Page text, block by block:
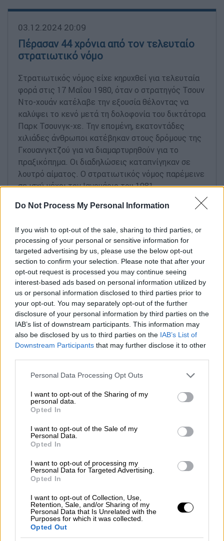
Do Not Process My Personal Information
If you wish to opt-out of the sale, sharing to third parties, or
processing of your personal or sensitive information for
targeted advertising by us, please use the below opt-out
section to confirm your selection. Please note that after your
opt-out request is processed you may continue seeing
interest-based ads based on personal information utilized by
us or personal information disclosed to third parties prior to
your opt-out. You may separately opt-out of the further
disclosure of your personal information by third parties on the
IAB’s list of downstream participants. This information may
also be disclosed by us to third parties on the IAB’s List of
Downstream Participants that may further disclose it to other
Please note that this website/app uses one or more Google
not limited to your visit or usage behaviour. You may click to
grant or deny consent to Google and its third-party tags to
use your data for below specified purposes in below Google
consent section.
Personal Data Processing Opt Outs
I want to opt-out of the Sharing of my
personal data.
Opted In
I want to opt-out of the Sale of my
Personal Data.
Opted In
I want to opt-out of processing my
Personal Data for Targeted Advertising.
Opted In
I want to opt-out of Collection, Use,
Retention, Sale, and/or Sharing of my
Personal Data that Is Unrelated with the
Purposes for which it was collected.
Opted Out
03.12.2024 20:09
Πέρασαν 44 χρόνια από τον τελευταίο
στρατιωτικό νόμο
Στρατιωτικός νόμος είχε κηρυχθεί για τελευταία
φορά στις 17 Μαΐου 1980, όταν ο στρατηγός Τσουν
Ντο-χουάν κατέλαβε την εξουσία θέλοντας να
καλύψει το κενό μετά τη δολοφονία του δικτάτορα
Παρκ Τσουνγκ-χε. Την επομένη, εκατοντάδες
χιλιάδες άνθρωποι κατέβηκαν στους δρόμους της
Γκουανγκτζού για να διαμαρτυρηθούν για το
πραξικόπημα. Οι διαδηλώσεις καταπνίγηκαν σε
λουτρό αίματος. Ο στρατιωτικός νόμος παρέμεινε
σε ισχύ μέχρι τον Ιανουάριο του 1981.
03.12.2024 20:01
Λευκός Οίκος: «Δεν ενημερωθήκαμε»
Οι Ηνωμένες Πολιτείες δεν ενημερώθηκαν εκ των
προτέρων για την κήρυξη στρατιωτικού νόμου στη
χώρα από τον πρόεδρο της Νότιας Κορέας Γιουν
Σουκ Γιολ, δήλωσε εκπρόσωπος του Λευκού Οίκου
στο Reuters την Τρίτη, προσθέτοντας ότι η
Ουάσινγκτον "ανησυχεί σοβαρά για τις εξελίξεις
Η κυβέρνηση του προέδρου Τζο Μπάιντεν
Κορέας και παρακολουθεί στενά την κατάσταση,
πρόσθεσε ο εκπρόσωπος.
03.12.2024 19:56